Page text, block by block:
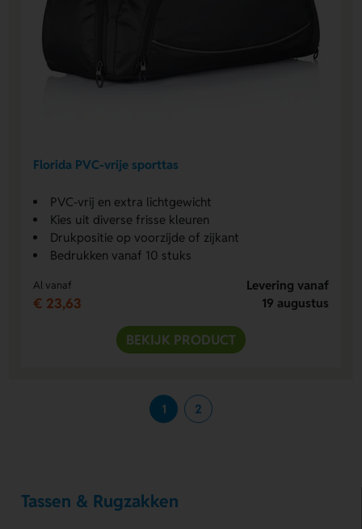
Florida PVC-vrije sporttas
PVC-vrij en extra lichtgewicht
Kies uit diverse frisse kleuren
Drukpositie op voorzijde of zijkant
Bedrukken vanaf 10 stuks
Al vanaf
€ 23,63
Levering vanaf
19 augustus
BEKIJK PRODUCT
1 2
Tassen & Rugzakken